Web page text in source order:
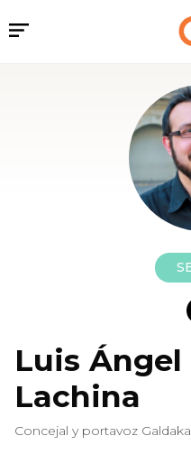
Luis Ángel
Lachina
Concejal y portavoz